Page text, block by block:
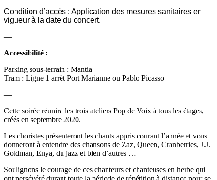
Condition d’accès : Application des mesures sanitaires en
vigueur à la date du concert.
—
Accessibilité :
Parking sous-terrain : Mantia
Tram : Ligne 1 arrêt Port Marianne ou Pablo Picasso
—
Cette soirée réunira les trois ateliers Pop de Voix à tous les étages,
créés en septembre 2020.
Les choristes présenteront les chants appris courant l’année et vous
donneront à entendre des chansons de Zaz, Queen, Cranberries, J.J.
Goldman, Enya, du jazz et bien d’autres …
Soulignons le courage de ces chanteurs et chanteuses en herbe qui